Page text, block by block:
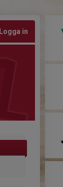
Logga in